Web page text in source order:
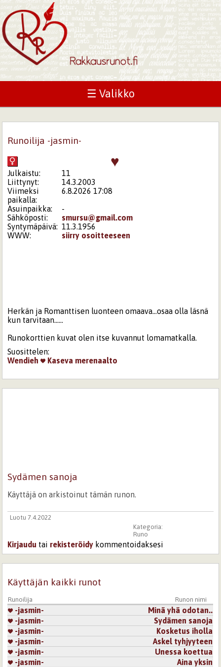
☰ Valikko
Runoilija -jasmin-
♥
Julkaistu:
11
Liittynyt:
14.3.2003
Viimeksi
paikalla:
6.8.2026 17:08
Asuinpaikka:
-
Sähköposti:
smursu@gmail.com
Syntymäpäivä: 11.3.1956
WWW:
siirry osoitteeseen
Herkän ja Romanttisen luonteen omaava...osaa olla läsnä
kun tarvitaan......
Runokorttien kuvat olen itse kuvannut lomamatkalla.
Suosittelen:
Wendieh
Kaseva merenaalto
Sydämen sanoja
Käyttäjä on arkistoinut tämän runon.
Luotu 7.4.2022
Kategoria:
Runo
Kirjaudu tai rekisteröidy kommentoidaksesi
Käyttäjän kaikki runot
Runoilija Runon nimi
-jasmin-
Minä yhä odotan..
-jasmin-
Sydämen sanoja
-jasmin-
Kosketus iholla
-jasmin-
Askel tyhjyyteen
-jasmin-
Unessa koettua
-jasmin-
Aina yksin